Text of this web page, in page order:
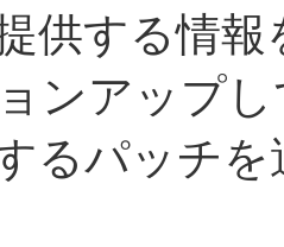
供する情
ンアップ
るパッチ